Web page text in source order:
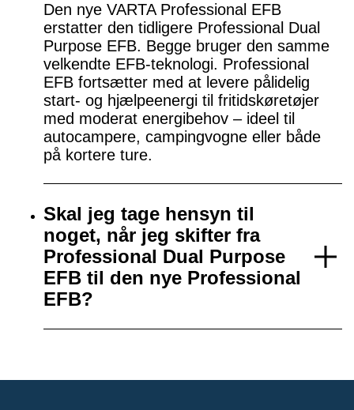
Den nye VARTA Professional EFB
erstatter den tidligere Professional Dual
Purpose EFB. Begge bruger den samme
velkendte EFB-teknologi. Professional
EFB fortsætter med at levere pålidelig
start- og hjælpeenergi til fritidskøretøjer
med moderat energibehov – ideel til
autocampere, campingvogne eller både
på kortere ture.
Skal jeg tage hensyn til
noget, når jeg skifter fra
Professional Dual Purpose
EFB til den nye Professional
EFB?